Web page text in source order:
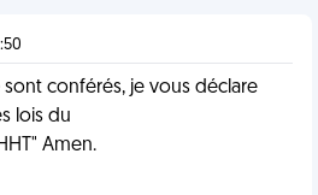
sont conférés, je vous déclare
lois du
Amen.